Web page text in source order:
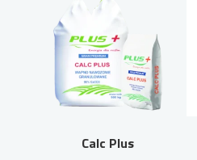
Calc Plus